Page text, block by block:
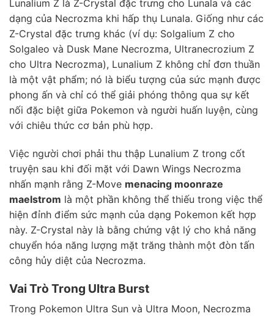
Lunalium Z là Z-Crystal đặc trưng cho Lunala và các
dạng của Necrozma khi hấp thụ Lunala. Giống như các
Z-Crystal đặc trưng khác (ví dụ: Solgalium Z cho
Solgaleo và Dusk Mane Necrozma, Ultranecrozium Z
cho Ultra Necrozma), Lunalium Z không chỉ đơn thuần
là một vật phẩm; nó là biểu tượng của sức mạnh được
phong ấn và chỉ có thể giải phóng thông qua sự kết
nối đặc biệt giữa Pokemon và người huấn luyện, cùng
với chiêu thức cơ bản phù hợp.
Việc người chơi phải thu thập Lunalium Z trong cốt
truyện sau khi đối mặt với Dawn Wings Necrozma
nhấn mạnh rằng Z-Move menacing moonraze
maelstrom là một phần không thể thiếu trong việc thể
hiện đỉnh điểm sức mạnh của dạng Pokemon kết hợp
này. Z-Crystal này là bằng chứng vật lý cho khả năng
chuyển hóa năng lượng mặt trăng thành một đòn tấn
công hủy diệt của Necrozma.
Vai Trò Trong Ultra Burst
Trong Pokemon Ultra Sun và Ultra Moon, Necrozma